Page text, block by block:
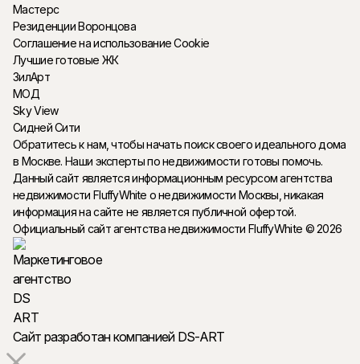
Мастерс
Резиденции Воронцова
Соглашение на использование Cookie
Лучшие готовые ЖК
ЗилАрт
МОД
Sky View
Сидней Сити
Обратитесь к нам, чтобы начать поиск своего идеального дома
в Москве. Наши эксперты по недвижимости готовы помочь.
Данный сайт является информационным ресурсом агентства
недвижимости FluffyWhite о недвижимости Москвы, никакая
информация на сайте не является публичной офертой.
Официальный сайт агентства недвижимости FluffyWhite © 2026
Сайт разработан компанией DS-ART